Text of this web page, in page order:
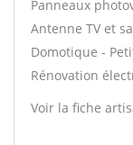
Panneaux
Antenne TV et
Domotique -
Rénovation
Voir la fiche